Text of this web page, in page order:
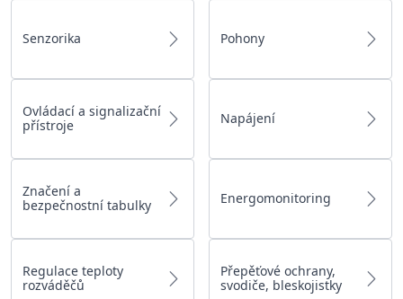
Senzorika Pohony
Ovládací a signalizační
přístroje
Napájení
Značení a
bezpečnostní tabulky
Energomonitoring
Regulace teploty
rozváděčů
Přepěťové ochrany,
svodiče, bleskojistky